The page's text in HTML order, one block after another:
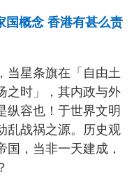
国概念 香港有甚么责
当星条旗在「自由土
之时」，其内政与外
纵容也！于世界文明
乱战祸之源。历史观
，当非一天建成，